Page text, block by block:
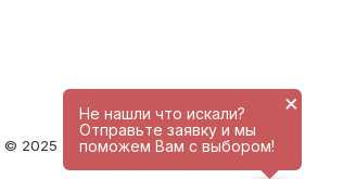
© 2025 - antique-center.ru
Не нашли что искали?
Отправьте заявку и мы
поможем Вам с выбором!
×